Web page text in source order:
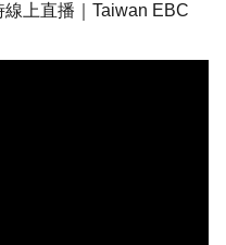
上直播｜Taiwan EBC